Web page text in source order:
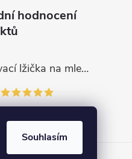
Souhlasím
hodnocení
Dávkovací lžička na mletou kávu 53132C8134